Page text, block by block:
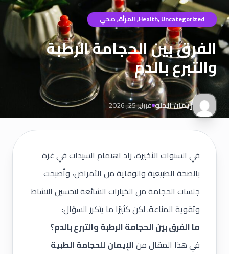
Health,Uncategorized
,المرأة,صحي
الفرق بين الحجامة الرطبة
والتبرع بالدم
إيمان الحلو فبراير 25, 2026
في السنوات الأخيرة، زاد اهتمام السيدات في غزة
بالصحة الطبيعية والوقاية من الأمراض، وأصبحت
جلسات الحجامة من الخيارات الشائعة لتحسين النشاط
وتقوية المناعة. لكن كثيرًا ما يتكرر السؤال:
ما الفرق بين الحجامة الرطبة والتبرع بالدم؟
في هذا المقال منالإيمان للحجامة الطبية